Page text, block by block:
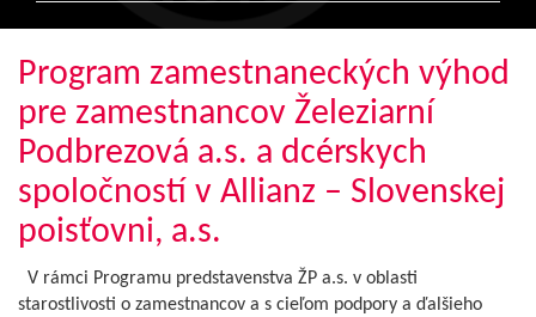
Program zamestnaneckých výhod
pre zamestnancov Železiarní
Podbrezová a.s. a dcérskych
spoločností v Allianz – Slovenskej
poisťovni, a.s.
V rámci Programu predstavenstva ŽP a.s. v oblasti
starostlivosti o zamestnancov a s cieľom podpory a ďalšieho